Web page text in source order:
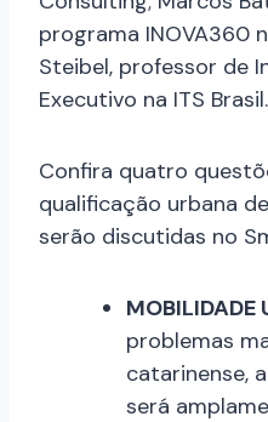
programa INOVA360
Steibel, professor de
Executivo na ITS Brasil.
Confira quatro
qualificação urbana
serão discutidas no
MOBILIDADE
problemas
catarinense,
será